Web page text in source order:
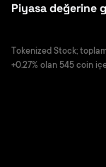
Piyasa değerine
Tokenized Stock;
+0.27% olan 545 coin